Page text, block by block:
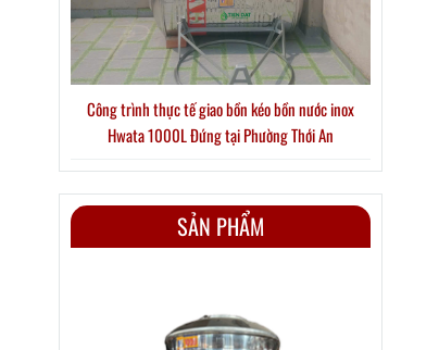
Công trình thực tế giao bồn kéo bồn nước inox
Hwata 1000L Đứng tại Phường Thới An
SẢN PHẨM